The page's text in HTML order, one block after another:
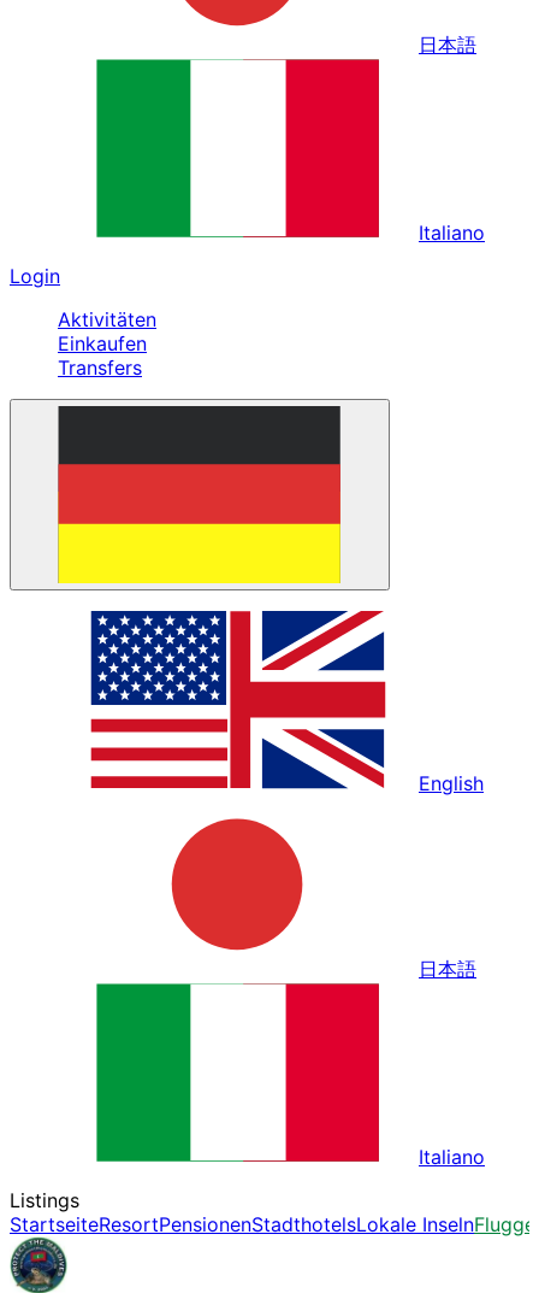
日本語
Italiano
Login
Aktivitäten
Einkaufen
Transfers
English
日本語
Italiano
Listings
StartseiteResortPensionenStadthotelsLokale Inseln